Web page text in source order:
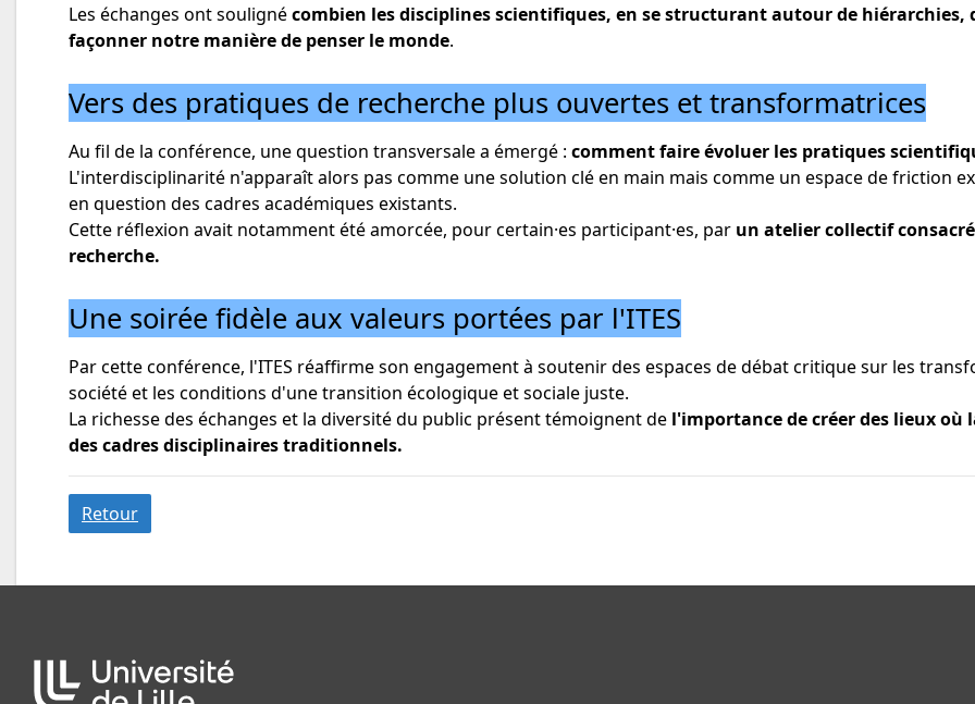
Les échanges ont soulignécombien les disciplines scientifiques, en se structurant autour de
façonner notre manière de penser le monde.
Vers des pratiques de recherche plus ouvertes et transformatrices
Au fil de la conférence, une question transversale a émergé : comment faire évoluer les pratiques
L'interdisciplinarité n'apparaît alors pas comme une solution clé en main mais comme un espace de friction
en question des cadres académiques existants.
Cette réflexion avait notamment été amorcée, pour certain·es participant·es, par un atelier collectif
recherche.
Une soirée fidèle aux valeurs portées par l'ITES
Par cette conférence, l'ITES réaffirme son engagement à soutenir des espaces de débat critique sur les
société et les conditions d'une transition écologique et sociale juste.
La richesse des échanges et la diversité du public présent témoignent de l'importance de créer des lieux où
des cadres disciplinaires traditionnels.
Retour